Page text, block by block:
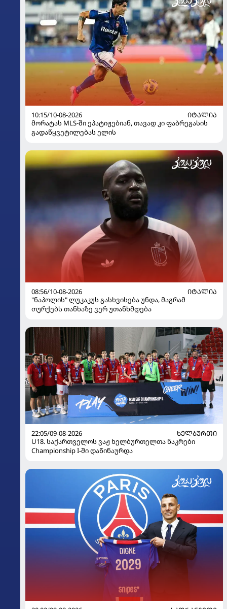
10:15/10-08-2026
ᲘᲢᲐᲚᲘᲐ
მორატას MLS-ში ეპატიჟებიან, თავად კი ფაბრეგასის
გადაწყვეტილებას ელის
08:56/10-08-2026
ᲘᲢᲐᲚᲘᲐ
"ნაპოლის" ლუკაკუს გასხვისება უნდა, მაგრამ
თურქებს თანხაზე ვერ უთანხმდება
22:05/09-08-2026
ᲮᲔᲚᲑᲣᲠᲗᲘ
U18. საქართველოს ვაჟ ხელბურთელთა ნაკრები
Championship I-ში დაწინაურდა